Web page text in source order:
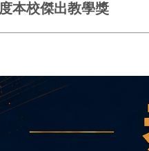
本校傑出教學獎